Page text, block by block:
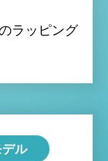
ラッピング
ル